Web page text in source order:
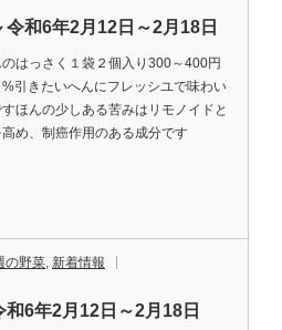
令和6年2月12日～2月18日
はっさく１袋２個入り300～400円
引きたいへんにフレッシユで味わい
ほんの少しある苦みはリモノイドと
高め、制癌作用のある成分です
の野菜, 新着情報
和6年2月12日～2月18日